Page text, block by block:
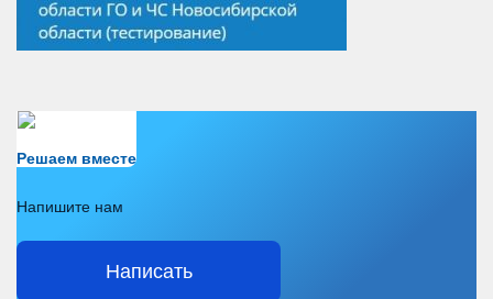
Решаем вместе
Напишите нам
Написать